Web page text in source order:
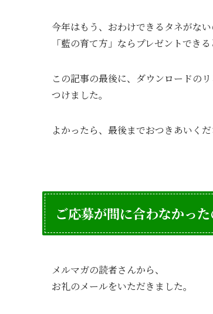
今年はもう、おわけできるタネがない
「藍の育て方」ならプレゼントできる
この記事の最後に、ダウンロードの
つけました。
よかったら、最後までおつきあいくだ
ご応募が間に合わなかっ
メルマガの読者さんから、
お礼のメールをいただきました。